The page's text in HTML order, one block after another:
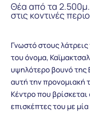
Θέα από τα 2.500μ.
στις κοντινές
Γνωστό στους
του όνομα,
υψηλότερο βουνό
αυτή την προνομιακή
Κέντρο που
επισκέπτες του με